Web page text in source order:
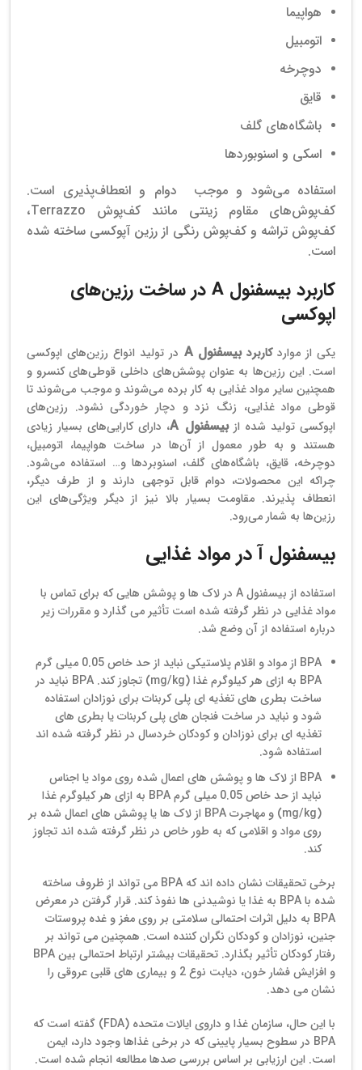
هواپیما
اتومبیل
دوچرخه
قایق
باشگاه‌های گلف
اسکی و اسنوبوردها
استفاده می‌شود و موجب دوام و انعطاف‌پذیری است.
کف‌پوش‌های مقاوم زینتی مانند کف‌پوش Terrazzo،
کف‌پوش تراشه و کف‌پوش رنگی از رزین آپوکسی ساخته شده
است.
کاربرد بیسفنول A در ساخت رزین‌های
اپوکسی
یکی از مواردکاربردبیسفنول A
در تولید انواع رزین‌های اپوکسی
است. این رزین‌ها به عنوان پوشش‌های داخلی قوطی‌های کنسرو و
همچنین سایر مواد غذایی به کار برده می‌شوند و موجب می‌شوند تا
قوطی مواد غذایی، زنگ نزد و دچار خوردگی نشود. رزین‌های
اپوکسی تولید شده ازبیسفنول A
، دارای کارایی‌های بسیار زیادی
هستند و به طور معمول از آن‌ها در ساخت هواپیما، اتومبیل،
دوچرخه، قایق، باشگاه‌های گلف، اسنوبردها و… استفاده می‌شود.
چراکه این محصولات، دوام قابل توجهی دارند و از طرف دیگر،
انعطاف پذیرند. مقاومت بسیار بالا نیز از دیگر ویژگی‌های این
رزین‌ها به شمار می‌رود.
بیسفنول آ در مواد غذایی
استفاده از بیسفنول A در لاک ها و پوشش هایی که برای تماس با
مواد غذایی در نظر گرفته شده است تأثیر می گذارد و مقررات زیر
درباره استفاده از آن وضع شد.
BPA از مواد و اقلام پلاستیکی نباید از حد خاص 0.05 میلی گرم
BPA به ازای هر کیلوگرم غذا (mg/kg) تجاوز کند. BPA نباید در
ساخت بطری های تغذیه ای پلی کربنات برای نوزادان استفاده
شود و نباید در ساخت فنجان های پلی کربنات یا بطری های
تغذیه ای برای نوزادان و کودکان خردسال در نظر گرفته شده اند
استفاده شود.
BPA از لاک ها و پوشش های اعمال شده روی مواد یا اجناس
نباید از حد خاص 0.05 میلی گرم BPA به ازای هر کیلوگرم غذا
(mg/kg) و مهاجرت BPA از لاک ها یا پوشش های اعمال شده بر
روی مواد و اقلامی که به طور خاص در نظر گرفته شده اند تجاوز
کند.
برخی تحقیقات نشان داده اند که BPA می تواند از ظروف ساخته
شده با BPA به غذا یا نوشیدنی ها نفوذ کند. قرار گرفتن در معرض
BPA به دلیل اثرات احتمالی سلامتی بر روی مغز و غده پروستات
جنین، نوزادان و کودکان نگران کننده است. همچنین می تواند بر
رفتار کودکان تأثیر بگذارد. تحقیقات بیشتر ارتباط احتمالی بین BPA
و افزایش فشار خون، دیابت نوع 2 و بیماری های قلبی عروقی را
نشان می دهد.
با این حال، سازمان غذا و داروی ایالات متحده (FDA) گفته است که
BPA در سطوح بسیار پایینی که در برخی غذاها وجود دارد، ایمن
است. این ارزیابی بر اساس بررسی صدها مطالعه انجام شده است.